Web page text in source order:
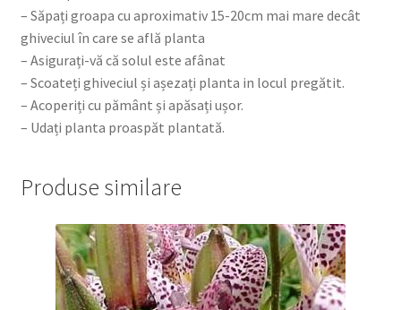
– Săpați groapa cu aproximativ 15-20cm mai mare decât
ghiveciul în care se află planta
– Asigurați-vă că solul este afânat
– Scoateți ghiveciul și așezați planta in locul pregătit.
– Acoperiți cu pământ și apăsați ușor.
– Udați planta proaspăt plantată.
Produse similare